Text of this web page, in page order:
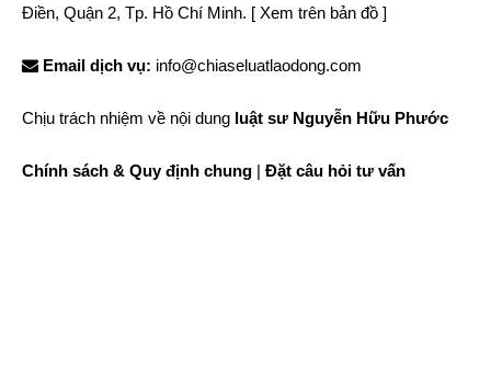
Điền, Quận 2, Tp. Hồ Chí Minh. [ Xem trên bản đồ ]
Email dịch vụ: info@chiaseluatlaodong.com
Chịu trách nhiệm về nội dung luật sư Nguyễn Hữu Phước
Chính sách & Quy định chung | Đặt câu hỏi tư vấn